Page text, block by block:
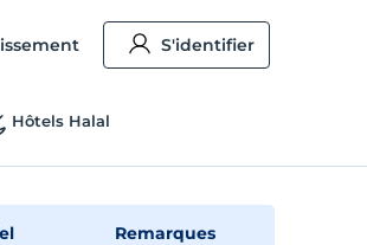
S'identifier
Hôtels Halal
Remarques